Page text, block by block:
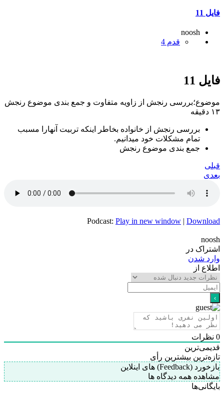
فایل 11
noosh
قدم 4
فایل 11
موضوع؛بررسی رنجش از زاویه متفاوت و جمع بندی موضوع رنجش
۱۳ دقیقه
بررسی رنجش از خانواده بخاطر اینکه تربیت آنهارا مسبب
تمام مشکلات خود میدانیم.
جمع بندی موضوع رنجش
قبلی
بعدی
Podcast: Play in new window | Download
noosh
اشتراک در
وارد شدن
اطلاع از
0 نظرات
قدیمی‌ترین
تازه‌ترین بیشترین رأی
بازخورد (Feedback) های اینلاین
مشاهده همه دیدگاه ها
بایگانی‌ها